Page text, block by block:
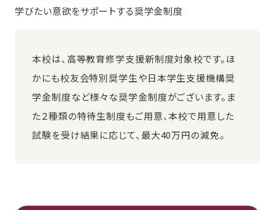
学びたい意欲をサポートする奨学金制度
本校は、高等教育修学支援新制度対象校です。ほ
かにも校友会特別奨学生や日本学生支援機構奨
学金制度など様々な奨学金制度がございます。ま
た２種類の特待生制度もご用意、本校で用意した
試験を受け結果に応じて、最大40万円の減免。